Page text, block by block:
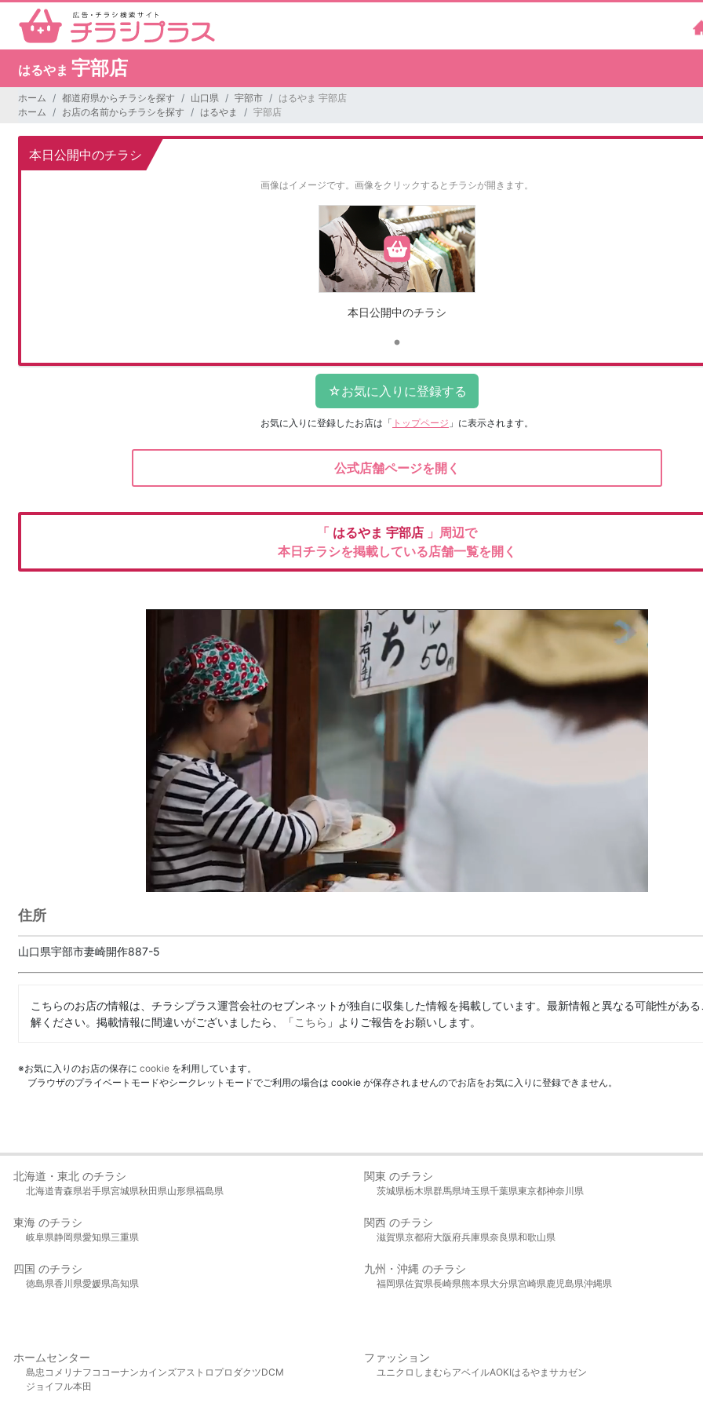
はるやま 宇部店
ホーム 都道府県からチラシを探す 山口県 宇部市
はるやま 宇部店
ホーム
お店の名前からチラシを探す はるやま 宇部店
本日公開中のチラシ
画像はイメージです。 画像をクリックするとチラシが開きます。
本日公開中のチラシ
お気に入りに登録したお店は 「 トップページ 」に表示されます。
公式店舗ページを開く
「 はるやま 宇部店 」周辺で
本日チラシを掲載している店舗一覧を開く
住所
山口県宇部市妻崎開作887-5
こちらのお店の情報は、チラシプラス運営会社のセブンネットが独自に収集した情報を掲載しています。最新情報と異なる可能性があ
解ください。掲載情報に間違いがございましたら、「こちら 」よりご報告をお願いします。
※お気に入りのお店の保存に cookie を利用しています。
ブラウザのプライベートモードやシークレットモードでご利用の場合は cookie が保存されませんのでお店をお気に入りに登録できません。
北海道・東北 のチラシ
北海道青森県岩手県宮城県秋田県山形県福島県
関東 のチラシ
茨城県栃木県群馬県埼玉県千葉県東京都神奈川県
東海 のチラシ
岐阜県静岡県愛知県三重県
関西 のチラシ
滋賀県京都府大阪府兵庫県奈良県和歌山県
四国 のチラシ
徳島県香川県愛媛県高知県
九州・沖縄 のチラシ
福岡県佐賀県長崎県熊本県大分県宮崎県鹿児島県沖縄県
ホームセンター
島忠 コメリ ナフコ コーナンカインズアストロプロダクツDCM
ジョイフル本田
ファッション
ユニクロ しまむら アベイルAOKIはるやま サカゼン